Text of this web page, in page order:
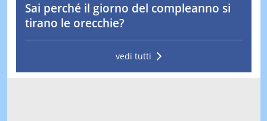
Sai perché il giorno del compleanno si
tirano le orecchie?
vedi tutti